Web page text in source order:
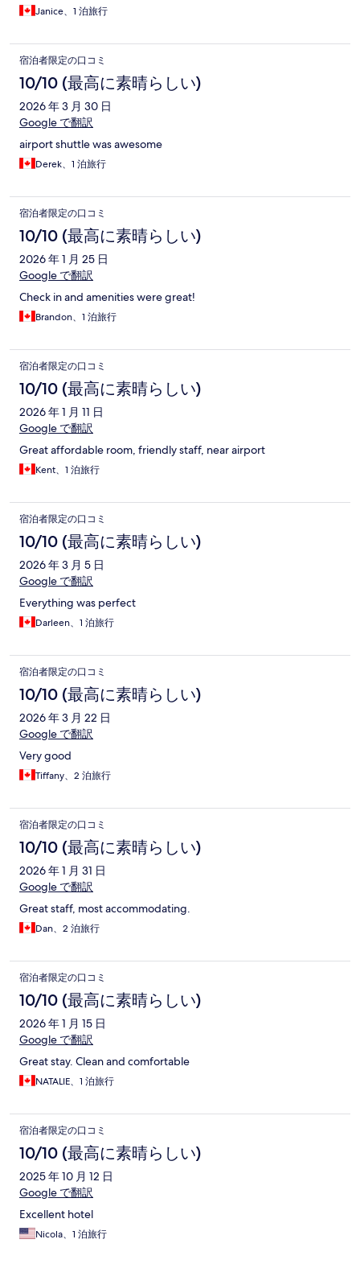
Janice、1 泊旅行
宿泊者限定の口コミ
10/10 (最高に素晴らしい)
2026 年 3 月 30 日
Google で翻訳
airport shuttle was awesome
Derek、1 泊旅行
宿泊者限定の口コミ
10/10 (最高に素晴らしい)
2026 年 1 月 25 日
Google で翻訳
Check in and amenities were great!
Brandon、1 泊旅行
宿泊者限定の口コミ
10/10 (最高に素晴らしい)
2026 年 1 月 11 日
Google で翻訳
Great affordable room, friendly staff, near airport
Kent、1 泊旅行
宿泊者限定の口コミ
10/10 (最高に素晴らしい)
2026 年 3 月 5 日
Google で翻訳
Everything was perfect
Darleen、1 泊旅行
宿泊者限定の口コミ
10/10 (最高に素晴らしい)
2026 年 3 月 22 日
Google で翻訳
Very good
Tiffany、2 泊旅行
宿泊者限定の口コミ
10/10 (最高に素晴らしい)
2026 年 1 月 31 日
Google で翻訳
Great staff, most accommodating.
Dan、2 泊旅行
宿泊者限定の口コミ
10/10 (最高に素晴らしい)
2026 年 1 月 15 日
Google で翻訳
Great stay. Clean and comfortable
NATALIE、1 泊旅行
宿泊者限定の口コミ
10/10 (最高に素晴らしい)
2025 年 10 月 12 日
Google で翻訳
Excellent hotel
Nicola、1 泊旅行